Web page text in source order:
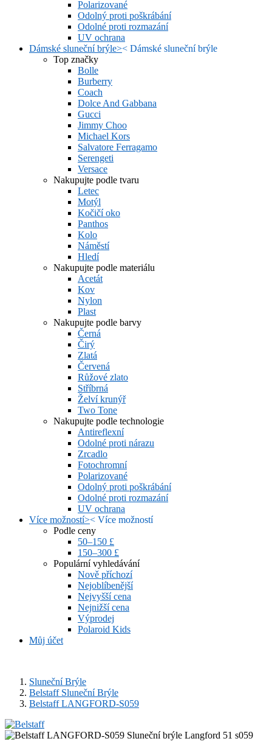
Polarizované
Odolný proti poškrábání
Odolné proti rozmazání
UV ochrana
Dámské sluneční brýle>< Dámské sluneční brýle
Top značky
Bolle
Burberry
Coach
Dolce And Gabbana
Gucci
Jimmy Choo
Michael Kors
Salvatore Ferragamo
Serengeti
Versace
Nakupujte podle tvaru
Letec
Motýl
Kočičí oko
Panthos
Kolo
Náměstí
Hledí
Nakupujte podle materiálu
Acetát
Kov
Nylon
Plast
Nakupujte podle barvy
Černá
Čirý
Zlatá
Červená
Růžové zlato
Stříbrná
Želví krunýř
Two Tone
Nakupujte podle technologie
Antireflexní
Odolné proti nárazu
Zrcadlo
Fotochromní
Polarizované
Odolný proti poškrábání
Odolné proti rozmazání
UV ochrana
Více možností>< Více možností
Podle ceny
50–150 £
150–300 £
Populární vyhledávání
Nově příchozí
Nejoblíbenější
Nejvyšší cena
Nejnižší cena
Výprodej
Polaroid Kids
Můj účet
Sluneční Brýle
Belstaff Sluneční Brýle
Belstaff LANGFORD-S059